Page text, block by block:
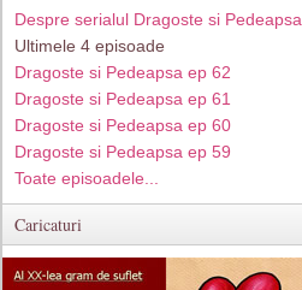
Despre serialul Dragoste si Pedeapsa
Ultimele 4 episoade
Dragoste si Pedeapsa ep 62
Dragoste si Pedeapsa ep 61
Dragoste si Pedeapsa ep 60
Dragoste si Pedeapsa ep 59
Toate episoadele...
Caricaturi